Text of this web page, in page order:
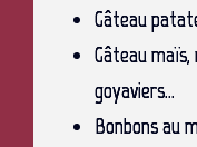
Gâteau
Gâteau
goyaviers…
Bonbons au